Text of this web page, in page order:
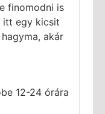
finomodni is
itt egy kicsit
akár
12-24 órára